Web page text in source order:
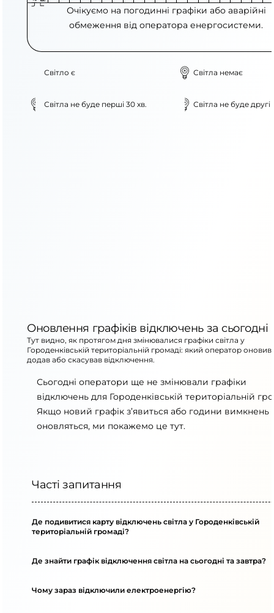
Очікуємо на погодинні графіки або аварійні
обмеження від оператора енергосистеми.
Світло є Світла немає
Світла не буде перші 30 хв. Світла не буде другі
Оновлення графіків відключень за сьогодні
Тут видно, як протягом дня змінювалися графіки світла у
Городенківській територіальній громаді: який оператор
додав або скасував відключення.
Сьогодні оператори ще не змінювали графіки
відключень для Городенківській територіальній
Якщо новий графік з’явиться або години вимкнень
оновляться, ми покажемо це тут.
Часті запитання
Де подивитися карту відключень світла у Городенківській
територіальній громаді?
Де знайти графік відключення світла на сьогодні та завтра?
Чому зараз відключили електроенергію?